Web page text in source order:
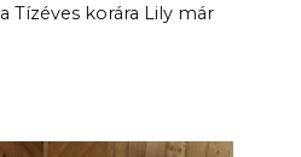
Tízéves korára Lily már